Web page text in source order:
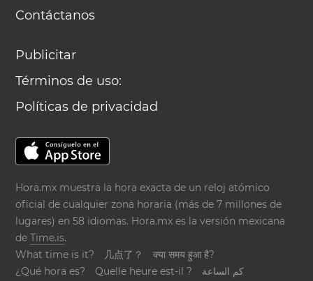
Contáctanos
Publicitar
Términos de uso:
Políticas de privacidad
Hora.mx muestra la hora exacta de un reloj atómico
oficial de cualquier zona horaria (más de 7 millones de
lugares) en 58 idiomas. Hora.mx es la versión mexicana
deTime.is.
What time is it?
几点了？
क्या समय हुआ है?
¿Qué hora es?
Quelle heure est-il ?
كم الساعة